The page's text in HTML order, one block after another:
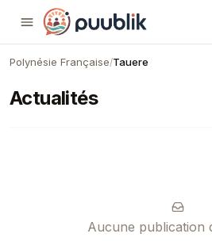
Puublik
Polynésie Française/Tauere
Actualités
Aucune publication